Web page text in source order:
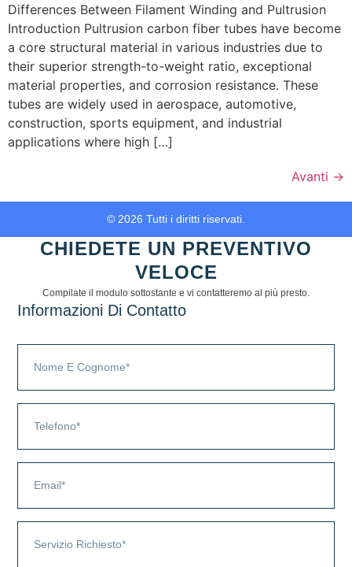
Differences Between Filament Winding and Pultrusion
Introduction Pultrusion carbon fiber tubes have become
a core structural material in various industries due to
their superior strength-to-weight ratio, exceptional
material properties, and corrosion resistance. These
tubes are widely used in aerospace, automotive,
construction, sports equipment, and industrial
applications where high […]
Avanti →
© 2026 Tutti i diritti riservati.
CHIEDETE UN PREVENTIVO
VELOCE
Compilate il modulo sottostante e vi contatteremo al più presto.
Informazioni Di Contatto